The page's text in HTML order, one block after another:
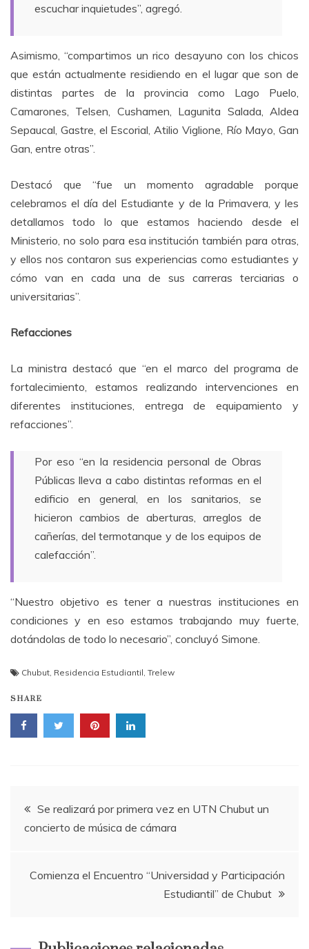
escuchar inquietudes”, agregó.
Asimismo, “compartimos un rico desayuno con los chicos
que están actualmente residiendo en el lugar que son de
distintas partes de la provincia como Lago Puelo,
Camarones, Telsen, Cushamen, Lagunita Salada, Aldea
Sepaucal, Gastre, el Escorial, Atilio Viglione, Río Mayo, Gan
Gan, entre otras”.
Destacó que “fue un momento agradable porque
celebramos el día del Estudiante y de la Primavera, y les
detallamos todo lo que estamos haciendo desde el
Ministerio, no solo para esa institución también para otras,
y ellos nos contaron sus experiencias como estudiantes y
cómo van en cada una de sus carreras terciarias o
universitarias”.
Refacciones
La ministra destacó que “en el marco del programa de
fortalecimiento, estamos realizando intervenciones en
diferentes instituciones, entrega de equipamiento y
refacciones”.
Por eso “en la residencia personal de Obras
Públicas lleva a cabo distintas reformas en el
edificio en general, en los sanitarios, se
hicieron cambios de aberturas, arreglos de
cañerías, del termotanque y de los equipos de
calefacción”.
“Nuestro objetivo es tener a nuestras instituciones en
condiciones y en eso estamos trabajando muy fuerte,
dotándolas de todo lo necesario”, concluyó Simone.
Chubut Residencia Estudiantil Trelew
SHARE
Navegación
de
entradas
Se realizará por primera vez en UTN Chubut un
concierto de música de cámara
Comienza el Encuentro “Universidad y Participación
Estudiantil” de Chubut